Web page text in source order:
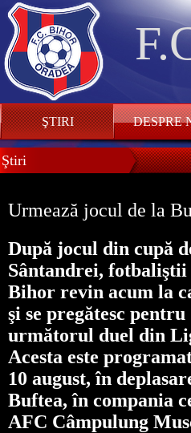
ŞTIRI DESPRE
Ştiri
Urmează jocul de la
După jocul din cupă
Sântandrei, fotbaliştii
Bihor revin acum la
şi se pregătesc pentru
următorul duel din
Acesta este
10 august, în
Buftea, în compania
AFC Câmpulung